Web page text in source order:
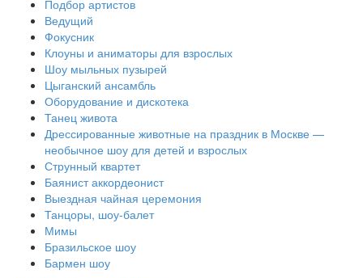
Подбор артистов
Ведущий
Фокусник
Клоуны и аниматоры для взрослых
Шоу мыльных пузырей
Цыганский ансамбль
Оборудование и дискотека
Танец живота
Дрессированные животные на праздник в Москве —
необычное шоу для детей и взрослых
Струнный квартет
Баянист аккордеонист
Выездная чайная церемония
Танцоры, шоу-балет
Мимы
Бразильское шоу
Бармен шоу